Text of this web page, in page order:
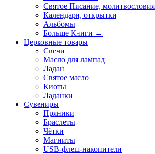
Святое Писание, молитвословия
Календари, открытки
Альбомы
Больше Книги →
Церковные товары
Свечи
Масло для лампад
Ладан
Святое масло
Киоты
Ладанки
Сувениры
Пряники
Браслеты
Чётки
Магниты
USB-флеш-накопители